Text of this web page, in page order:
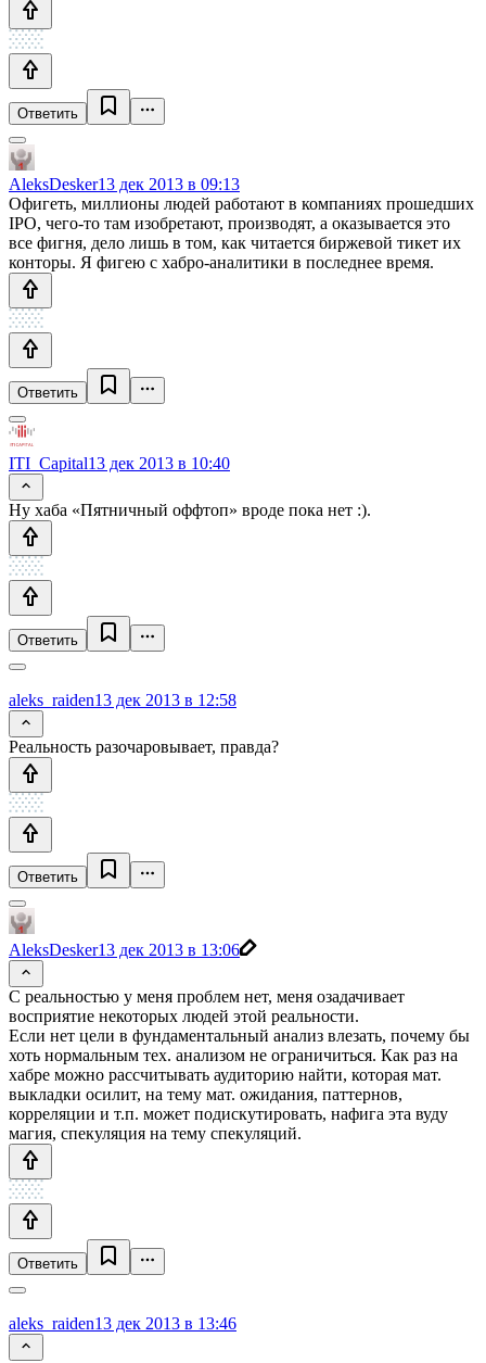
Ответить
AleksDesker13 дек 2013 в 09:13
Офигеть, миллионы людей работают в компаниях прошедших
IPO, чего-то там изобретают, производят, а оказывается это
все фигня, дело лишь в том, как читается биржевой тикет их
конторы. Я фигею с хабро-аналитики в последнее время.
Ответить
ITI_Capital13 дек 2013 в 10:40
Ну хаба «Пятничный оффтоп» вроде пока нет :).
Ответить
aleks_raiden13 дек 2013 в 12:58
Реальность разочаровывает, правда?
Ответить
AleksDesker13 дек 2013 в 13:06
С реальностью у меня проблем нет, меня озадачивает
восприятие некоторых людей этой реальности.
Если нет цели в фундаментальный анализ влезать, почему бы
хоть нормальным тех. анализом не ограничиться. Как раз на
хабре можно рассчитывать аудиторию найти, которая мат.
выкладки осилит, на тему мат. ожидания, паттернов,
корреляции и т.п. может подискутировать, нафига эта вуду
магия, спекуляция на тему спекуляций.
Ответить
aleks_raiden13 дек 2013 в 13:46